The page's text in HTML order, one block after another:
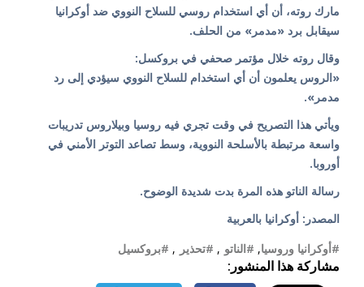
مارك روته، أن أي استخدام روسي للسلاح النووي ضد أوكرانيا
سيقابل برد «مدمر» من الحلف.
وقال روته خلال مؤتمر صحفي في بروكسل:
«الروس يعلمون أن أي استخدام للسلاح النووي سيؤدي إلى رد
مدمر».
ويأتي هذا التصريح في وقت تجري فيه روسيا وبيلاروس تدريبات
واسعة مرتبطة بالأسلحة النووية، وسط تصاعد التوتر الأمني في
أوروبا.
رسالة الناتو هذه المرة بدت شديدة الوضوح.
المصدر: أوكرانيا بالعربية
#أوكرانيا وروسيا, #الناتو , #تحذير , #بروكسيل
مشاركة هذا المنشور: